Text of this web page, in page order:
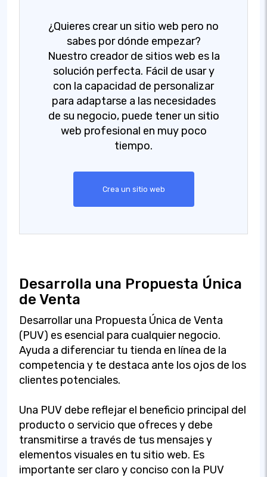
¿Quieres crear un sitio web pero no
sabes por dónde empezar?
Nuestro creador de sitios web es la
solución perfecta. Fácil de usar y
con la capacidad de personalizar
para adaptarse a las necesidades
de su negocio, puede tener un sitio
web profesional en muy poco
tiempo.
Crea un sitio web
Desarrolla una Propuesta Única
de Venta
Desarrollar una Propuesta Única de Venta
(PUV) es esencial para cualquier negocio.
Ayuda a diferenciar tu tienda en línea de la
competencia y te destaca ante los ojos de los
clientes potenciales.
Una PUV debe reflejar el beneficio principal del
producto o servicio que ofreces y debe
transmitirse a través de tus mensajes y
elementos visuales en tu sitio web. Es
importante ser claro y conciso con la PUV